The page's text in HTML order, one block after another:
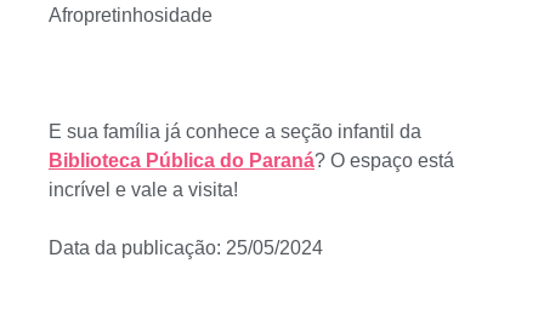
Afropretinhosidade
E sua família já conhece a seção infantil da
Biblioteca Pública do Paraná? O espaço está
incrível e vale a visita!
Data da publicação: 25/05/2024